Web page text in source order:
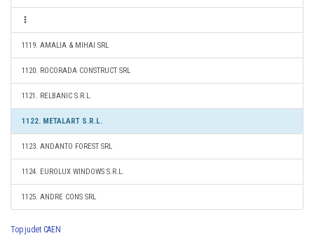
1119. AMALIA & MIHAI SRL
1120. ROCORADA CONSTRUCT SRL
1121. RELBANIC S.R.L.
1122. METALART S.R.L.
1123. ANDANTO FOREST SRL
1124. EUROLUX WINDOWS S.R.L.
1125. ANDRE CONS SRL
Top judet CAEN